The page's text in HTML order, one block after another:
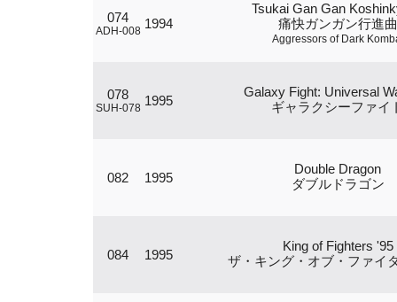
074
ADH-008 1994
Tsukai Gan Gan
痛快ガンガン行進曲
Aggressors of Dark
078
SUH-078 1995
Galaxy Fight: Universal
ギャラクシーファイ
082 1995
Double Dragon
ダブルドラゴン
084 1995
King of Fighters '95
ザ・キング・オブ・ファイ